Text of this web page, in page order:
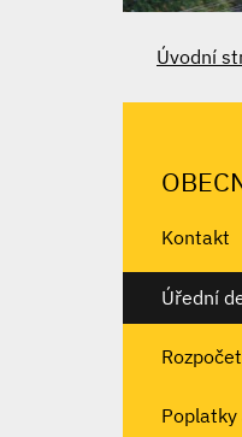
Úvodní
Kontakt
Úřední
Rozpočet